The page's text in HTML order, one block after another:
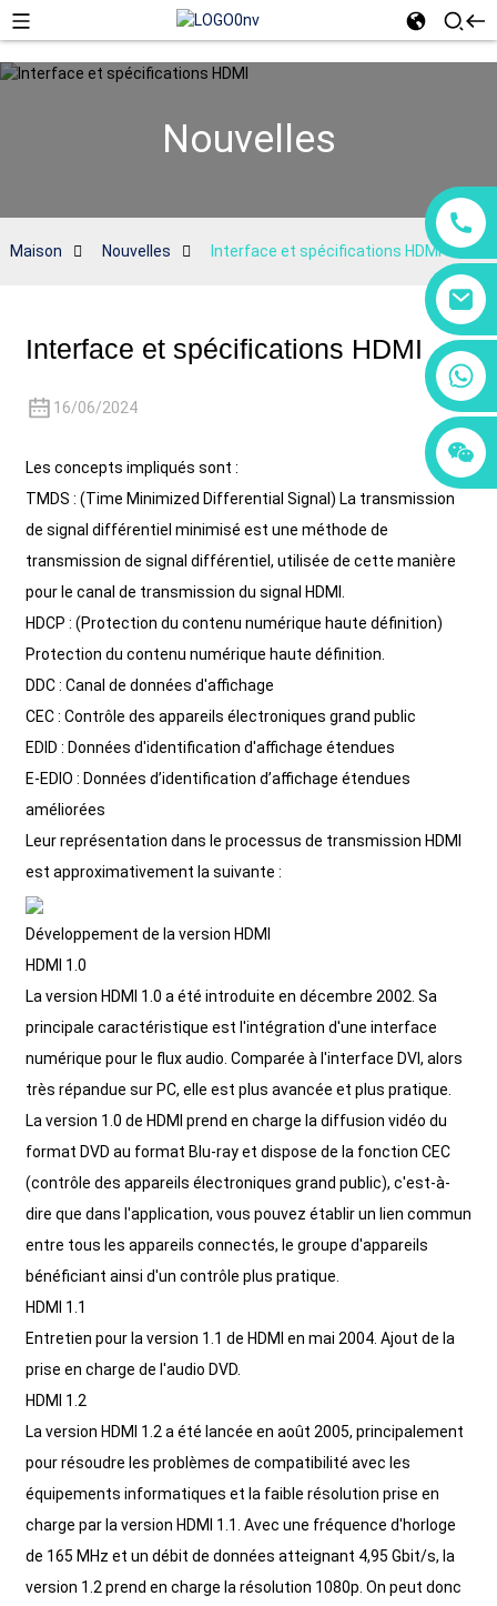
+86 15118299221
Nouvelles
Maison Nouvelles Interface et spécifications HDMI
Interface et spécifications HDMI
16/06/2024
Les concepts impliqués sont :
TMDS : (Time Minimized Differential Signal) La transmission
de signal différentiel minimisé est une méthode de
transmission de signal différentiel, utilisée de cette manière
pour le canal de transmission du signal HDMI.
HDCP : (Protection du contenu numérique haute définition)
Protection du contenu numérique haute définition.
DDC : Canal de données d'affichage
CEC : Contrôle des appareils électroniques grand public
EDID : Données d'identification d'affichage étendues
E-EDIO : Données d’identification d’affichage étendues
améliorées
Leur représentation dans le processus de transmission HDMI
est approximativement la suivante :
Développement de la version HDMI
HDMI 1.0
La version HDMI 1.0 a été introduite en décembre 2002. Sa
principale caractéristique est l'intégration d'une interface
numérique pour le flux audio. Comparée à l'interface DVI, alors
très répandue sur PC, elle est plus avancée et plus pratique.
La version 1.0 de HDMI prend en charge la diffusion vidéo du
format DVD au format Blu-ray et dispose de la fonction CEC
(contrôle des appareils électroniques grand public), c'est-à-
dire que dans l'application, vous pouvez établir un lien commun
entre tous les appareils connectés, le groupe d'appareils
bénéficiant ainsi d'un contrôle plus pratique.
HDMI 1.1
Entretien pour la version 1.1 de HDMI en mai 2004. Ajout de la
prise en charge de l'audio DVD.
HDMI 1.2
La version HDMI 1.2 a été lancée en août 2005, principalement
pour résoudre les problèmes de compatibilité avec les
équipements informatiques et la faible résolution prise en
charge par la version HDMI 1.1. Avec une fréquence d'horloge
de 165 MHz et un débit de données atteignant 4,95 Gbit/s, la
version 1.2 prend en charge la résolution 1080p. On peut donc